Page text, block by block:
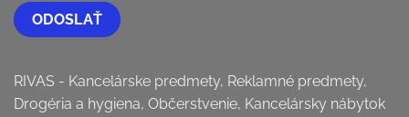
RIVAS - Kancelárske predmety, Reklamné predmety,
Drogéria a hygiena, Občerstvenie, Kancelársky nábytok